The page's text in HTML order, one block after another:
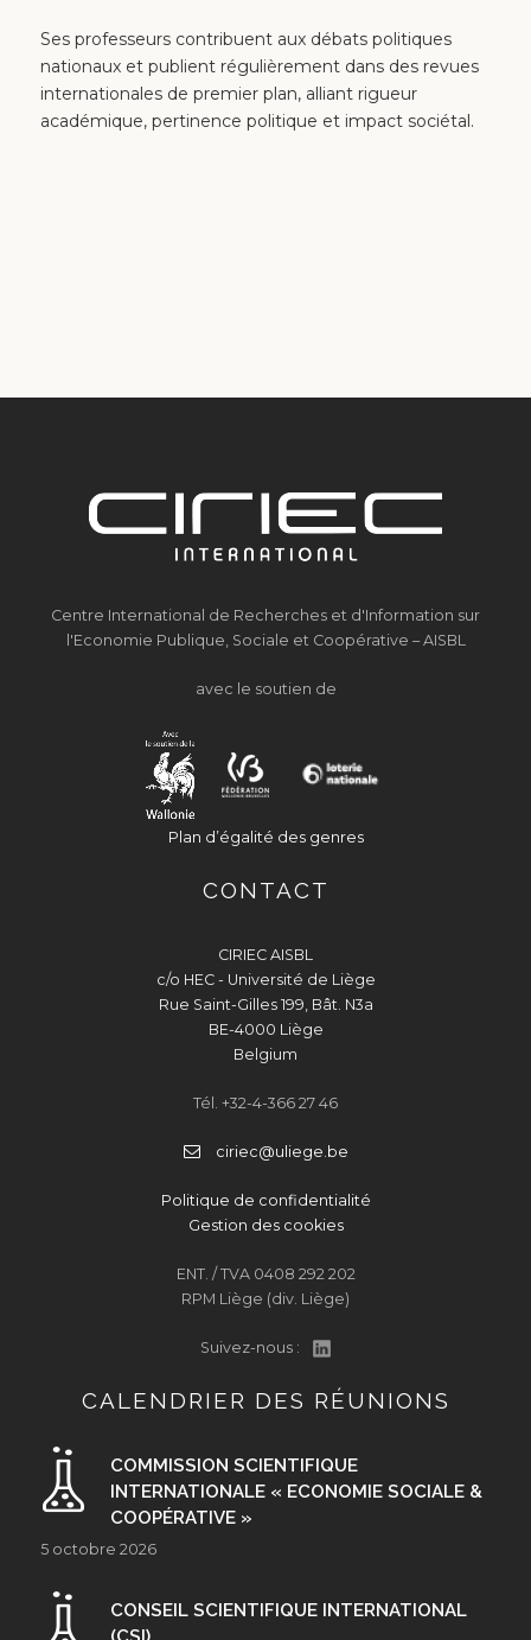
Ses professeurs contribuent aux débats politiques
nationaux et publient régulièrement dans des revues
internationales de premier plan, alliant rigueur
académique, pertinence politique et impact sociétal.
Centre International de Recherches et d'Information sur
l'Economie Publique, Sociale et Coopérative – AISBL
avec le soutien de
Plan d’égalité des genres
CONTACT
CIRIEC AISBL
c/o HEC - Université de Liège
Rue Saint-Gilles 199, Bât. N3a
BE-4000 Liège
Belgium
Tél. +32-4-366 27 46
ciriec@uliege.be
Politique de confidentialité
Gestion des cookies
ENT. / TVA 0408 292 202
RPM Liège (div. Liège)
Suivez-nous :
CALENDRIER DES RÉUNIONS
COMMISSION SCIENTIFIQUE
INTERNATIONALE « ECONOMIE SOCIALE &
COOPÉRATIVE »
5 octobre 2026
CONSEIL SCIENTIFIQUE INTERNATIONAL